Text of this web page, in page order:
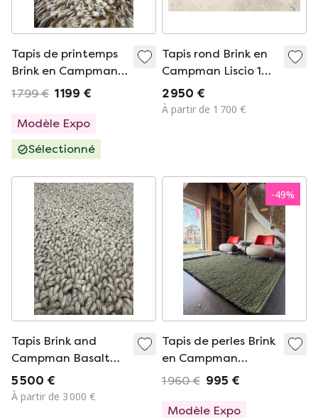
Tapis de printemps
Brink en Campman
NEUF
1 799 € 1 199 €
Modèle Expo
Sélectionné
Tapis rond Brink en
Campman Liscio 14
Custom 300 cm
2 950 €
À partir de 1 700 €
Tapis Brink and
Campman Basalt
Loop 400 x 675cm
5 500 €
À partir de 3 000 €
-49%
Tapis de perles Brink
en Campman
NOUVEAU
1 960 € 995 €
Modèle Expo